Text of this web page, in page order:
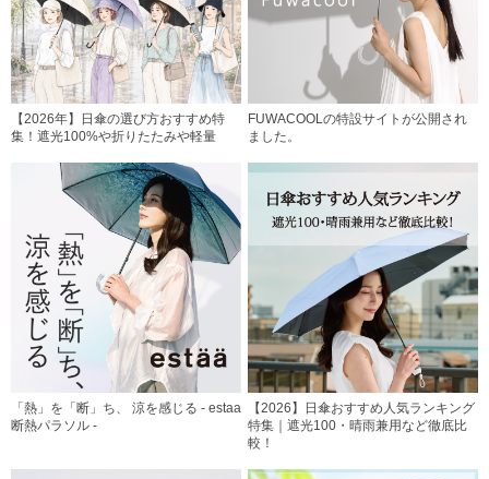
【2026年】日傘の選び方おすすめ特
集！遮光100%や折りたたみや軽量
FUWACOOLの特設サイトが公開され
ました。
「熱」を「断」ち、 涼を感じる - estaa
断熱パラソル -
【2026】日傘おすすめ人気ランキング
特集｜遮光100・晴雨兼用など徹底比
較！